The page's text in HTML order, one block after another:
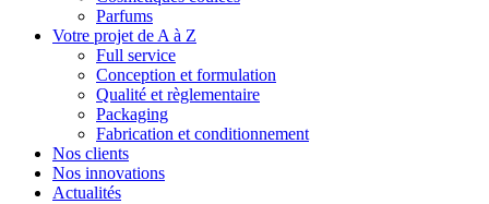
Parfums
Votre projet de A à Z
Full service
Conception et formulation
Qualité et règlementaire
Packaging
Fabrication et conditionnement
Nos clients
Nos innovations
Actualités